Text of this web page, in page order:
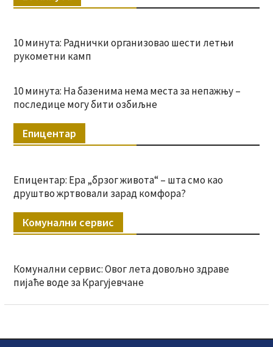
10 минута: Раднички организовао шести летњи
рукометни камп
10 минута: На базенима нема места за непажњу –
последице могу бити озбиљне
Епицентар
Епицентар: Ера „брзог живота“ – шта смо као
друштво жртвовали зарад комфора?
Комунални сервис
Комунални сервис: Овог лета довољно здраве
пијаће воде за Крагујевчане